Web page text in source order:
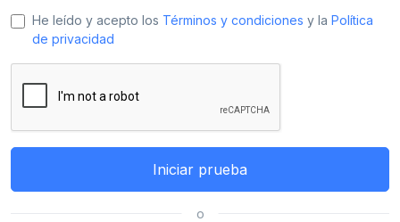
He leído y acepto los Términos y condiciones y la Política
de privacidad
Iniciar prueba
o